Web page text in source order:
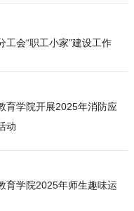
工会“职工小家”建设工作
育学院开展2025年消防应
动
育学院2025年师生趣味运